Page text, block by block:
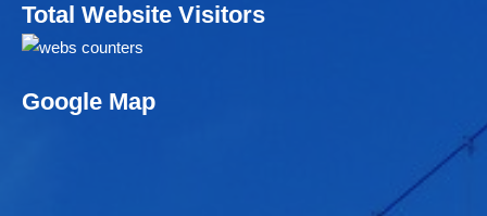
Total Website Visitors
Google Map